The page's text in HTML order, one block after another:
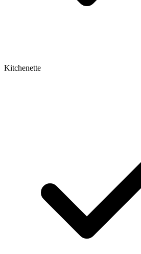
Kitchenette